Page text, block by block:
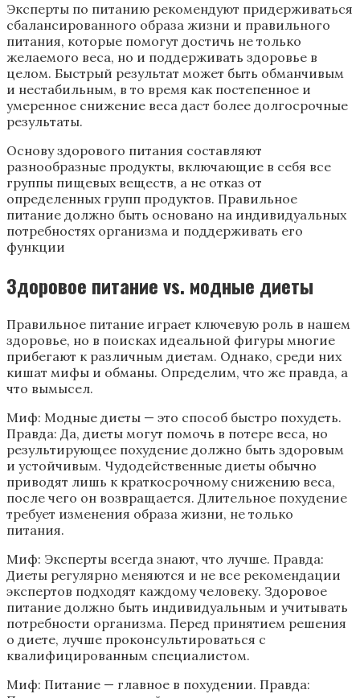
Эксперты по питанию рекомендуют придерживаться
сбалансированного образа жизни и правильного
питания, которые помогут достичь не только
желаемого веса, но и поддерживать здоровье в
целом. Быстрый результат может быть обманчивым
и нестабильным, в то время как постепенное и
умеренное снижение веса даст более долгосрочные
результаты.
Основу здорового питания составляют
разнообразные продукты, включающие в себя все
группы пищевых веществ, а не отказ от
определенных групп продуктов. Правильное
питание должно быть основано на индивидуальных
потребностях организма и поддерживать его
функции
Здоровое питание vs. модные диеты
Правильное питание играет ключевую роль в нашем
здоровье, но в поисках идеальной фигуры многие
прибегают к различным диетам. Однако, среди них
кишат мифы и обманы. Определим, что же правда, а
что вымысел.
Миф: Модные диеты — это способ быстро похудеть.
Правда: Да, диеты могут помочь в потере веса, но
результирующее похудение должно быть здоровым
и устойчивым. Чудодейственные диеты обычно
приводят лишь к краткосрочному снижению веса,
после чего он возвращается. Длительное похудение
требует изменения образа жизни, не только
питания.
Миф: Эксперты всегда знают, что лучше. Правда:
Диеты регулярно меняются и не все рекомендации
экспертов подходят каждому человеку. Здоровое
питание должно быть индивидуальным и учитывать
потребности организма. Перед принятием решения
о диете, лучше проконсультироваться с
квалифицированным специалистом.
Миф: Питание — главное в похудении. Правда: